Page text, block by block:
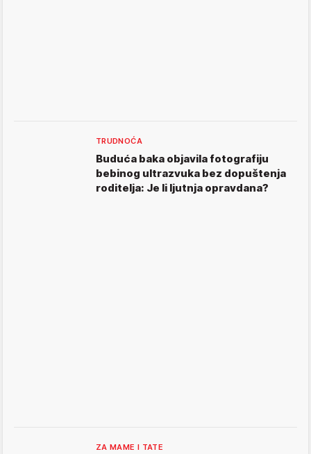
TRUDNOĆA
Buduća baka objavila fotografiju
bebinog ultrazvuka bez dopuštenja
roditelja: Je li ljutnja opravdana?
ZA MAME I TATE